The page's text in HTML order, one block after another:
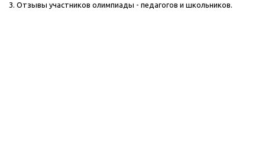
3. Отзывы участников олимпиады - педагогов и школьников.